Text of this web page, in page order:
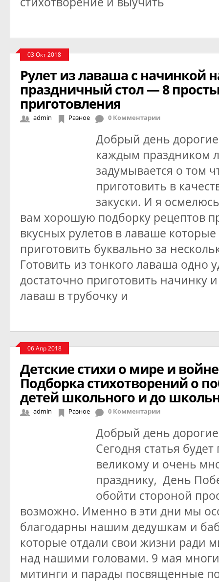
03 Окт 2018
Рулет из лаваша с начинкой
праздничный стол — 8
приготовления
admin Разное 0 Комментарии
Добрый день
каждым праздником
задумывается о том
приготовить в
закуски. И я
вам хорошую подборку рецептов
вкусных рулетов в лаваше
приготовить буквально за
Готовить из тонкого лаваша одно
достаточно приготовить начинку
лаваш в трубочку и
06 Апр 2018
Детские стихи о мире и
Подборка стихотворений о
детей школьного и до
admin Разное 0 Комментарии
Добрый день
Сегодня статья
великому и очень
празднику, День
обойти стороной
возможно. Именно в эти дни мы
благодарны нашим дедушкам и
которые отдали свои жизни ради
над нашими головами. 9 мая
митинги и парады посвященные